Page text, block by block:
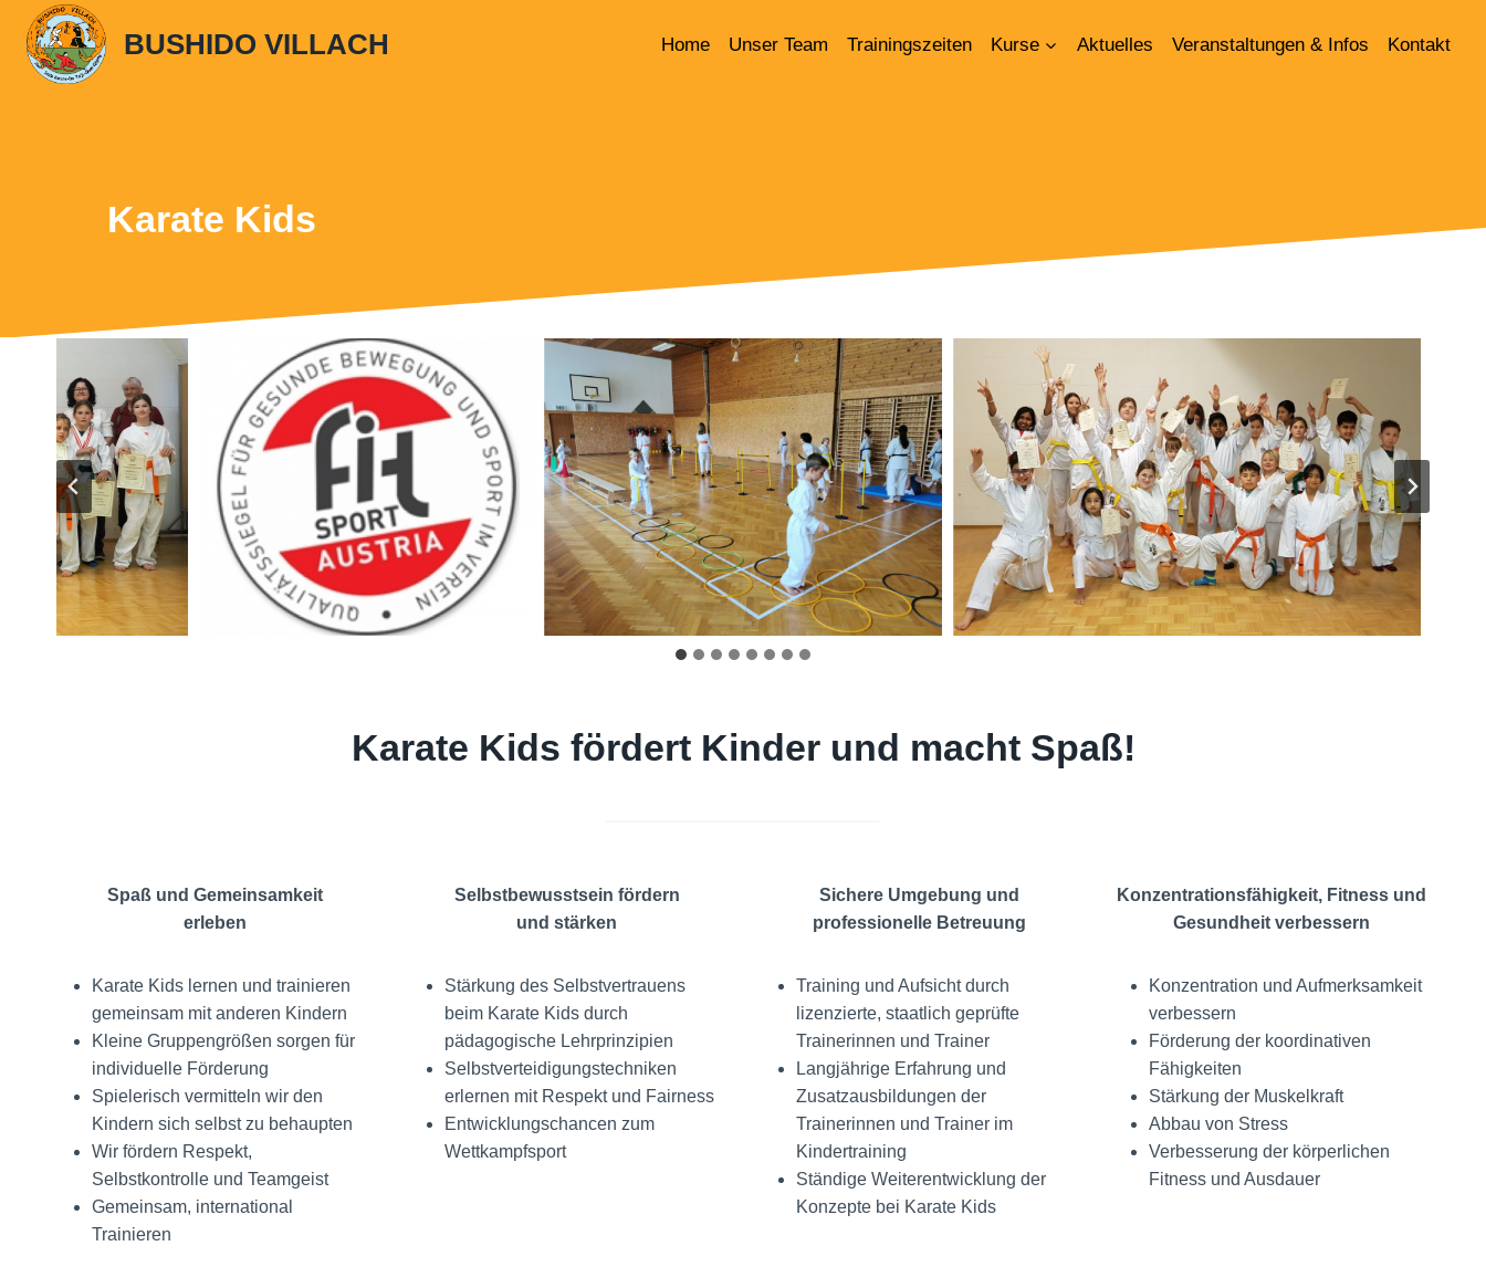
Inhalt
springen
BUSHIDO VILLACH Home Unser Team Trainingszeiten Kurse Aktuelles Veranstaltungen & Infos Kontakt
Karate Kids
Karate Kids fördert Kinder und macht Spaß!
Spaß und Gemeinsamkeit
erleben
Karate Kids lernen und trainieren
gemeinsam mit anderen Kindern
Kleine Gruppengrößen sorgen für
individuelle Förderung
Spielerisch vermitteln wir den
Kindern sich selbst zu behaupten
Wir fördern Respekt,
Selbstkontrolle und Teamgeist
Gemeinsam, international
Trainieren
Selbstbewusstsein fördern
und stärken
Stärkung des Selbstvertrauens
beim Karate Kids durch
pädagogische Lehrprinzipien
Selbstverteidigungstechniken
erlernen mit Respekt und Fairness
Entwicklungschancen zum
Wettkampfsport
Sichere Umgebung und
professionelle Betreuung
Training und Aufsicht durch
lizenzierte, staatlich geprüfte
Trainerinnen und Trainer
Langjährige Erfahrung und
Zusatzausbildungen der
Trainerinnen und Trainer im
Kindertraining
Ständige Weiterentwicklung der
Konzepte bei Karate Kids
Konzentrationsfähigkeit, Fitness und
Gesundheit verbessern
Konzentration und Aufmerksamkeit
verbessern
Förderung der koordinativen
Fähigkeiten
Stärkung der Muskelkraft
Abbau von Stress
Verbesserung der körperlichen
Fitness und Ausdauer